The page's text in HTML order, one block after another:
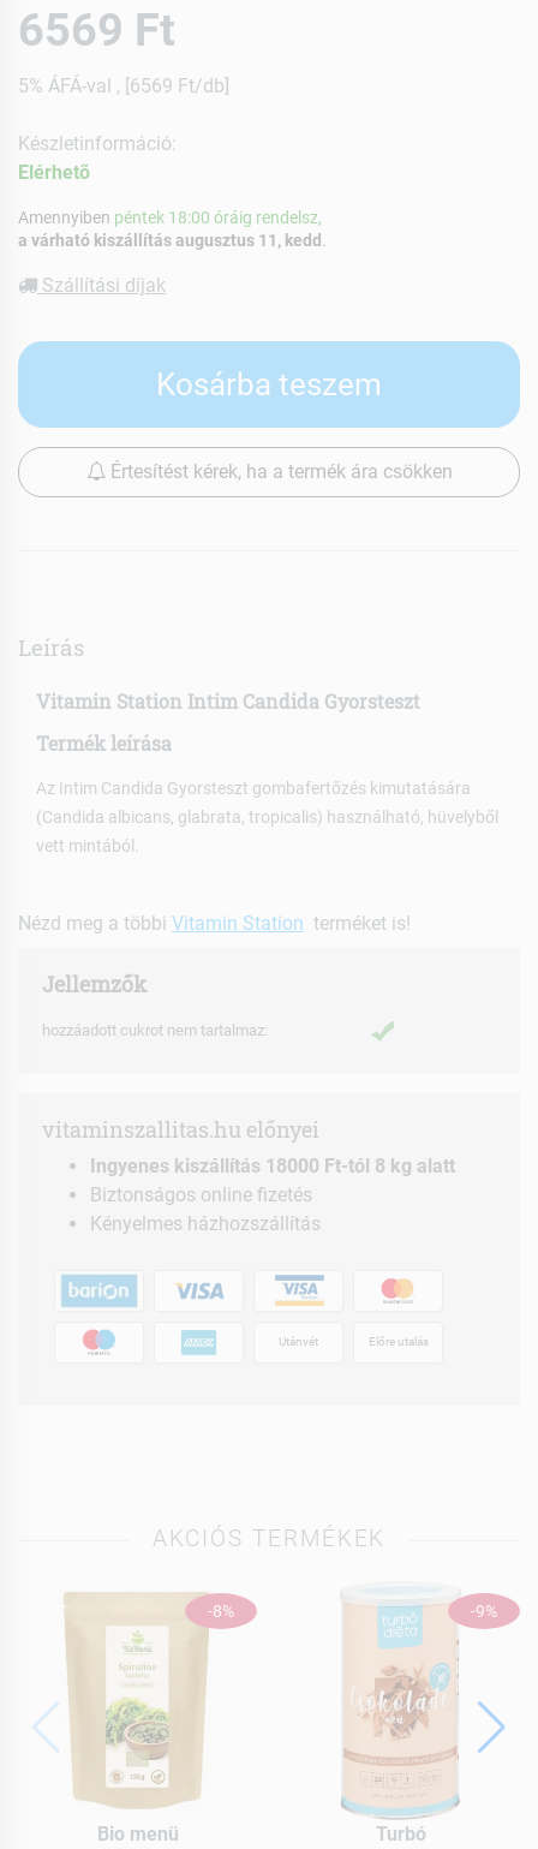
6569 Ft
5% ÁFÁ-val , [6569 Ft/db]
Készletinformáció:
Elérhetõ
Amennyiben péntek 18:00 óráig rendelsz,
a várható kiszállítás augusztus 11, kedd
Szállítási díjak
Kosárba teszem
Értesítést kérek, ha a termék ára csökken
Leírás
Vitamin Station Intim Candida Gyorsteszt
Termék leírása
Az Intim Candida Gyorsteszt gombafertőzés kimutatására
(Candida albicans, glabrata, tropicalis) használható, hüvelyből
vett mintából.
Nézd meg a többi Vitamin Station terméket is!
Jellemzők
hozzáadott cukrot nem tartalmaz:
vitaminszallitas.hu előnyei
Ingyenes kiszállítás 18000 Ft-tól 8 kg alatt
Biztonságos online fizetés
Kényelmes házhozszállítás
Utánvét Előre utalás
AKCIÓS TERMÉKEK
-8%
Bio menü
-9%
Turbó